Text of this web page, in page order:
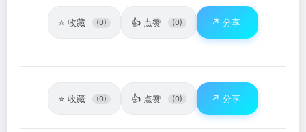
⭐ 收藏 (0) 👍 点赞 (0) ↗️ 分享
⭐ 收藏 (0) 👍 点赞 (0) ↗️ 分享